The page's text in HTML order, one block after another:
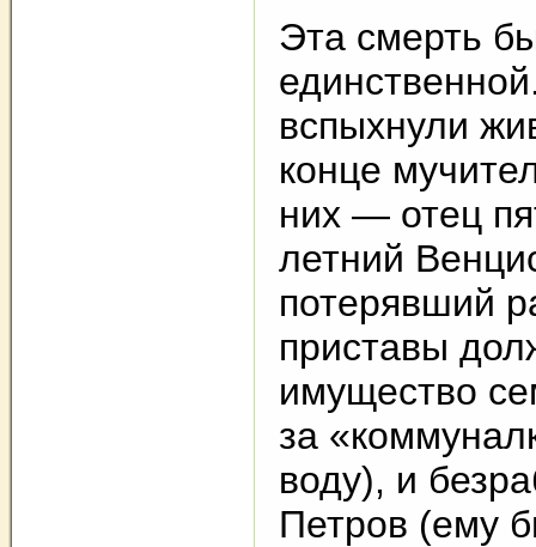
Эта смерть
вспыхнули
конце
них — отец
летний
потерявший
приставы
имущество
за
воду), и
Петров (ему